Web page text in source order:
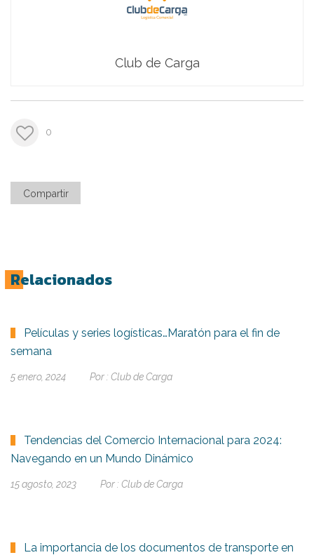
Club de Carga
0
Compartir
Relacionados
Películas y series logísticas…Maratón para el fin de
semana
5 enero, 2024 Por : Club de Carga
Tendencias del Comercio Internacional para 2024:
Navegando en un Mundo Dinámico
15 agosto, 2023 Por : Club de Carga
La importancia de los documentos de transporte en